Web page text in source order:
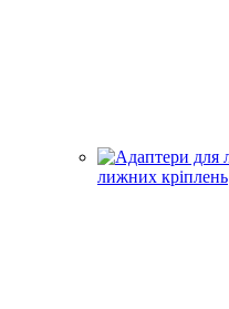
лижних кріплень